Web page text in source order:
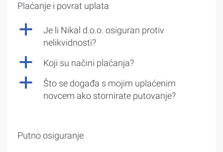
Plaćanje i povrat uplata
a
Je li Nikal d.o.o. osiguran protiv
nelikvidnosti?
a Koji su načini plaćanja?
a
Što se događa s mojim uplaćenim
novcem ako stornirate putovanje?
Putno osiguranje